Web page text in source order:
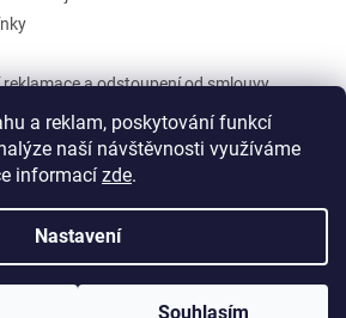
a reklam, poskytování funkcí
naší návštěvnosti využíváme
informací zde.
Nastavení
Souhlasím
a odstoupení od smlouvy
s.r.o.